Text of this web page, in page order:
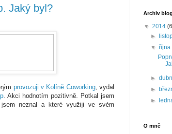
Jaký byl?
provozuji v Kolíně Coworking, vydal
. Akci hodnotím pozitivně. Potkal jsem
neznal a které využiji ve svém
Archiv
▼ 2014
►
▼října
►
►
►
O mně